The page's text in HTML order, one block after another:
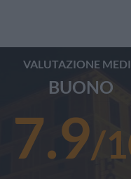
VALUTAZIONE
BUONO
7.9/